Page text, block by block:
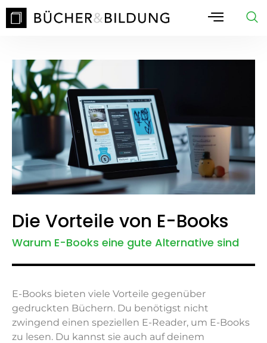
Die Vorteile von E-Books
Warum E-Books eine gute Alternative sind
E-Books bieten viele Vorteile gegenüber
gedruckten Büchern. Du benötigst nicht
zwingend einen speziellen E-Reader, um E-Books
zu lesen. Du kannst sie auch auf deinem